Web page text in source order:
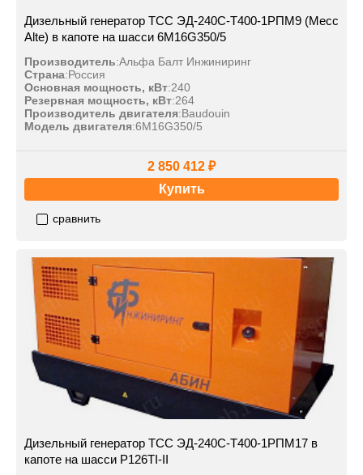
Дизельный генератор ТСС ЭД-240С-Т400-1РПМ9 (Mecc
Alte) в капоте на шасси 6M16G350/5
Производитель:Альфа Балт Инжиниринг
Страна:Россия
Основная мощность, кВт:240
Резервная мощность, кВт:264
Производитель двигателя:Baudouin
Модель двигателя:6M16G350/5
2 850 412 ₽
Купить
сравнить
Дизельный генератор ТСС ЭД-240С-Т400-1РПМ17 в
капоте на шасси P126TI-II